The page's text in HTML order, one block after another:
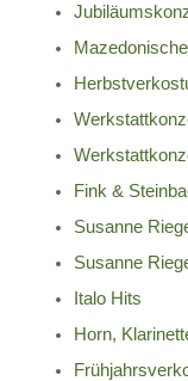
Fink &
Susanne
Susanne
Italo Hits
Horn,